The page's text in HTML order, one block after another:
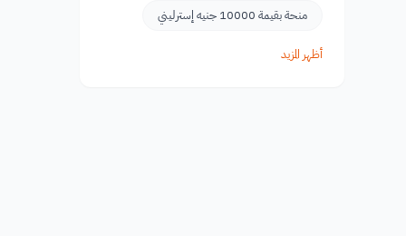
منحة بقيمة 10000 جنيه إسترليني
أظهر المزيد